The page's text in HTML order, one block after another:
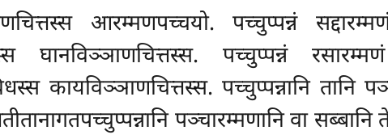
आरम्मणपच्चयो. पच्चुप्पन्नं
घानविञ्ञाणचित्तस्स. पच्चुप्पन्नं
कायविञ्ञाणचित्तस्स. पच्चुप्पन्नानि तानि
पञ्चारम्मणानि वा सब्बानि